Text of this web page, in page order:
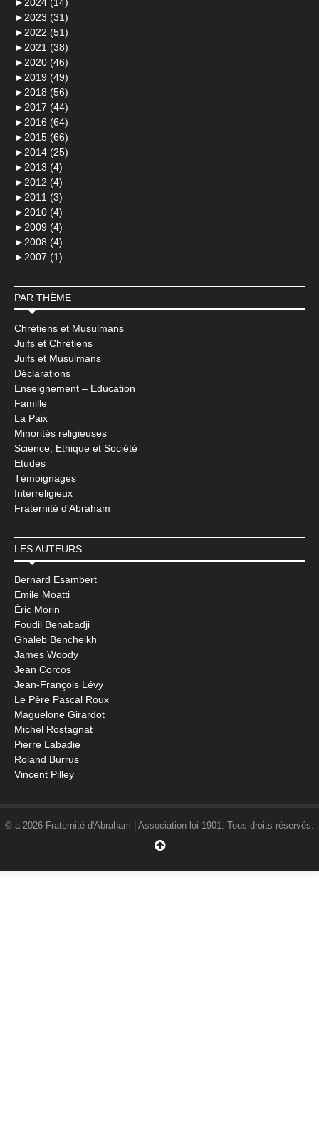
► 2023 (31)
► 2022 (51)
► 2021 (38)
► 2020 (46)
► 2019 (49)
► 2018 (56)
► 2017 (44)
► 2016 (64)
► 2015 (66)
► 2014 (25)
► 2013 (4)
► 2012 (4)
► 2011 (3)
► 2010 (4)
► 2009 (4)
► 2008 (4)
► 2007 (1)
PAR THÈME
Chrétiens et Musulmans
Juifs et Chrétiens
Juifs et Musulmans
Déclarations
Enseignement – Education
Famille
La Paix
Minorités religieuses
Science, Ethique et Société
Etudes
Témoignages
Interreligieux
Fraternité d'Abraham
LES AUTEURS
Bernard Esambert
Emile Moatti
Éric Morin
Foudil Benabadji
Ghaleb Bencheikh
James Woody
Jean Corcos
Jean-François Lévy
Le Père Pascal Roux
Maguelone Girardot
Michel Rostagnat
Pierre Labadie
Roland Burrus
Vincent Pilley
© a 2026 Fraternité d'Abraham | Association loi 1901. Tous droits réservés.